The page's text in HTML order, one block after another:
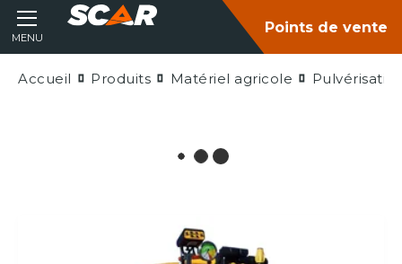
MENU
Points de vente
Accueil Produits Matériel agricole